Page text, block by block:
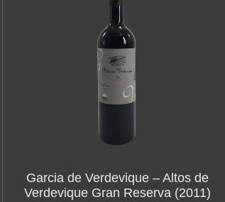
Garcia de Verdevique – Altos de
Verdevique Gran Reserva (2011)